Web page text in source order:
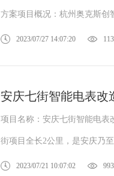
方案项目概况：杭州奥克斯创
2023/07/27 14:07:20
安庆七街智能电表改
项目名称：安庆七街智能电表
街项目全长2公里，是安庆乃
2023/07/21 10:07:02